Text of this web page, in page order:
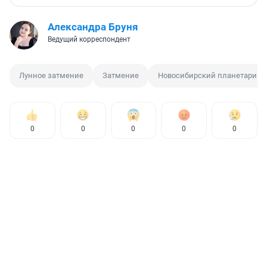
Александра Бруня
Ведущий корреспондент
Лунное затмение Затмение Новосибирский планетарий
0 0 0 0 0